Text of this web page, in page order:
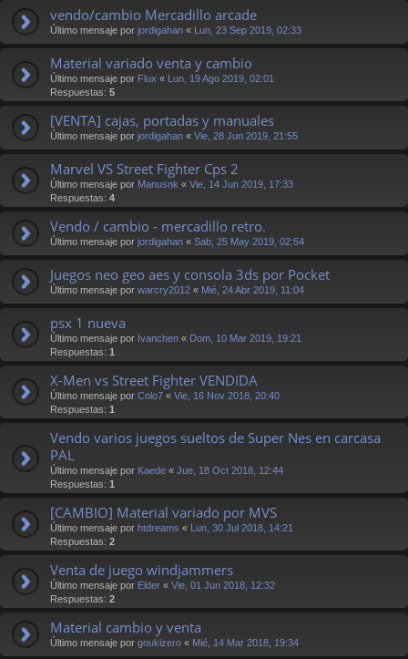
vendo/cambio Mercadillo arcade
Último mensaje por jordigahan « Lun, 23 Sep 2019, 02:33
Material variado venta y cambio
Último mensaje por Flux « Lun, 19 Ago 2019, 02:01
Respuestas: 5
[VENTA] cajas, portadas y manuales
Último mensaje por jordigahan « Vie, 28 Jun 2019, 21:55
Marvel VS Street Fighter Cps 2
Último mensaje por Manusnk « Vie, 14 Jun 2019, 17:33
Respuestas: 4
Vendo / cambio - mercadillo retro.
Último mensaje por jordigahan « Sab, 25 May 2019, 02:54
Juegos neo geo aes y consola 3ds por Pocket
Último mensaje por warcry2012 « Mié, 24 Abr 2019, 11:04
psx 1 nueva
Último mensaje por Ivanchen « Dom, 10 Mar 2019, 19:21
Respuestas: 1
X-Men vs Street Fighter VENDIDA
Último mensaje por Colo7 « Vie, 16 Nov 2018, 20:40
Respuestas: 1
Vendo varios juegos sueltos de Super Nes en carcasa
PAL
Último mensaje por Kaede « Jue, 18 Oct 2018, 12:44
Respuestas: 1
[CAMBIO] Material variado por MVS
Último mensaje por htdreams « Lun, 30 Jul 2018, 14:21
Respuestas: 2
Venta de juego windjammers
Último mensaje por Elder « Vie, 01 Jun 2018, 12:32
Respuestas: 2
Material cambio y venta
Último mensaje por goukizero « Mié, 14 Mar 2018, 19:34